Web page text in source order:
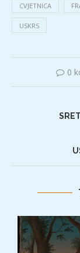
CVJETNICA
USKRS
0